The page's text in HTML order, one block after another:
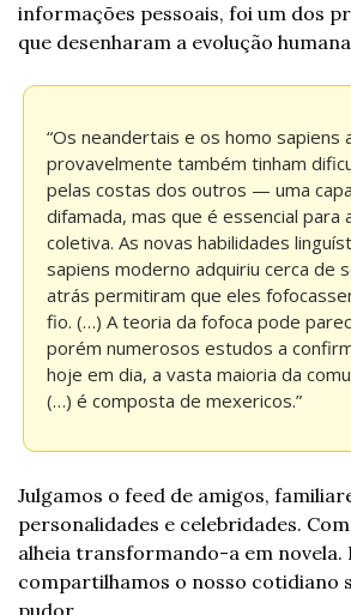
informações pessoais, foi um dos
que desenharam a evolução
“Os neandertais e os homo sapiens
provavelmente também tinham
pelas costas dos outros — uma
difamada, mas que é essencial para
coletiva. As novas habilidades
sapiens moderno adquiriu cerca de
atrás permitiram que eles
fio. (…) A teoria da fofoca pode
porém numerosos estudos a
hoje em dia, a vasta maioria da
(…) é composta de mexericos.”
Julgamos o feed de amigos,
personalidades e celebridades.
alheia transformando-a em novela.
compartilhamos o nosso cotidiano